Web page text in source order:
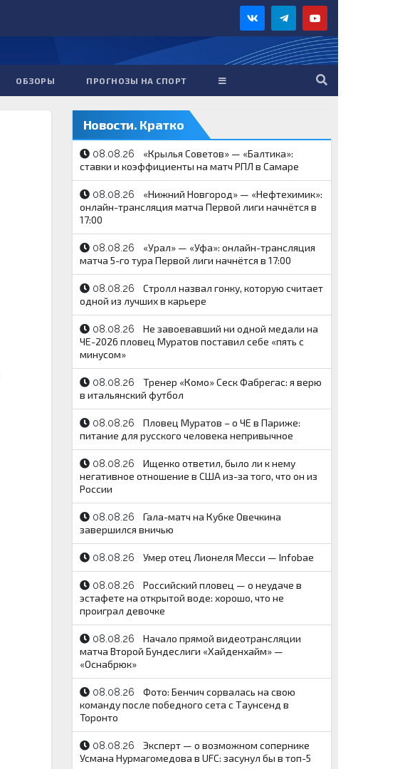
ОБЗОРЫ ПРОГНОЗЫ НА СПОРТ
Новости. Кратко
08.08.26
«Крылья Советов» — «Балтика»:
ставки и коэффициенты на матч РПЛ в Самаре
08.08.26
«Нижний Новгород» — «Нефтехимик»:
онлайн-трансляция матча Первой лиги начнётся в
17:00
08.08.26
«Урал» — «Уфа»: онлайн-трансляция
матча 5-го тура Первой лиги начнётся в 17:00
08.08.26
Стролл назвал гонку, которую считает
одной из лучших в карьере
08.08.26
Не завоевавший ни одной медали на
ЧЕ-2026 пловец Муратов поставил себе «пять с
минусом»
08.08.26
Тренер «Комо» Сеск Фабрегас: я верю
в итальянский футбол
08.08.26
Пловец Муратов – о ЧЕ в Париже:
питание для русского человека непривычное
08.08.26
Ищенко ответил, было ли к нему
негативное отношение в США из-за того, что он из
России
08.08.26
Гала-матч на Кубке Овечкина
завершился вничью
08.08.26 Умер отец Лионеля Месси — Infobae
08.08.26
Российский пловец — о неудаче в
эстафете на открытой воде: хорошо, что не
проиграл девочке
08.08.26
Начало прямой видеотрансляции
матча Второй Бундеслиги «Хайденхайм» —
«Оснабрюк»
08.08.26
Фото: Бенчич сорвалась на свою
команду после победного сета c Таунсенд в
Торонто
08.08.26
Эксперт — о возможном сопернике
Усмана Нурмагомедова в UFC: засунул бы в топ-5